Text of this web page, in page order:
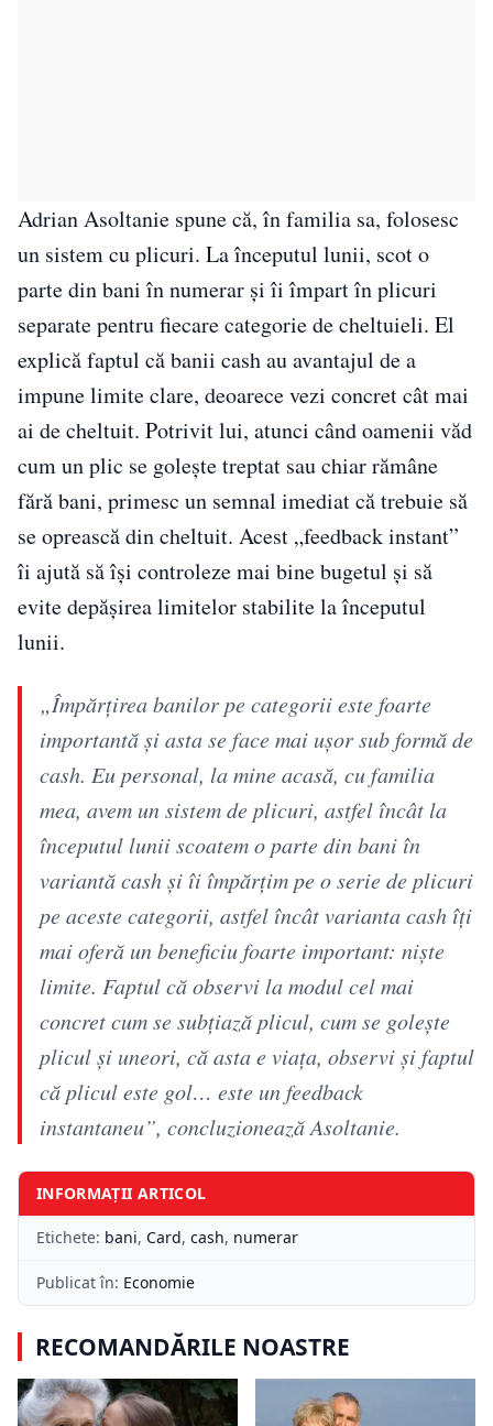
Adrian Asoltanie spune că, în familia sa, folosesc
un sistem cu plicuri. La începutul lunii, scot o
parte din bani în numerar și îi împart în plicuri
separate pentru fiecare categorie de cheltuieli. El
explică faptul că banii cash au avantajul de a
impune limite clare, deoarece vezi concret cât mai
ai de cheltuit. Potrivit lui, atunci când oamenii văd
cum un plic se golește treptat sau chiar rămâne
fără bani, primesc un semnal imediat că trebuie să
se oprească din cheltuit. Acest „feedback instant”
îi ajută să își controleze mai bine bugetul și să
evite depășirea limitelor stabilite la începutul
lunii.
„Împărțirea banilor pe categorii este foarte
importantă și asta se face mai ușor sub formă de
cash. Eu personal, la mine acasă, cu familia
mea, avem un sistem de plicuri, astfel încât la
începutul lunii scoatem o parte din bani în
variantă cash și îi împărțim pe o serie de plicuri
pe aceste categorii, astfel încât varianta cash îți
mai oferă un beneficiu foarte important: niște
limite. Faptul că observi la modul cel mai
concret cum se subțiază plicul, cum se golește
plicul și uneori, că asta e viața, observi și faptul
că plicul este gol… este un feedback
instantaneu”, concluzionează Asoltanie.
INFORMAȚII ARTICOL
Etichete: bani, Card, cash, numerar
Publicat în: Economie
RECOMANDĂRILE NOASTRE